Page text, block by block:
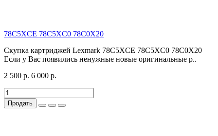
78C5XCE 78C5XC0 78C0X20
Скупка картриджей Lexmark 78C5XCE 78C5XC0 78C0X20
Если у Вас появились ненужные новые оригинальные р..
2 500 р. 6 000 р.
Продать